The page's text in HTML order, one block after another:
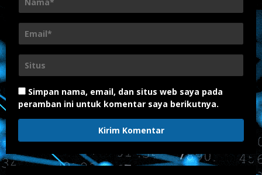
Simpan nama, email, dan situs web saya pada
peramban ini untuk komentar saya berikutnya.